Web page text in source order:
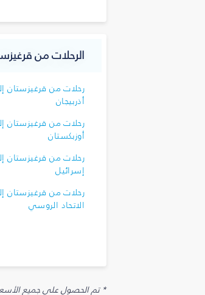
الرحلات من
رحلات من قرغيزستان
أذربيجان
رحلات من قرغيزستان
أوزبكستان
رحلات من قرغيزستان
إسرائيل
رحلات من قرغيزستان
الاتحاد الروسي
* تم الحصول على جميع الأسعار المعروضة خلال آخر 48 ساعة قد لا تكون متوفرة في